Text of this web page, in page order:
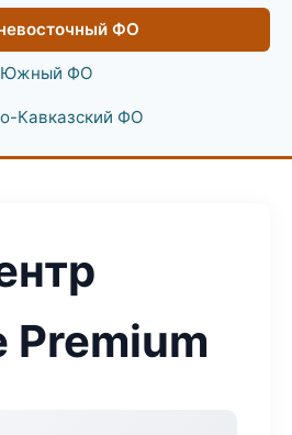
ФО
Южный ФО
Кавказский ФО
Premium